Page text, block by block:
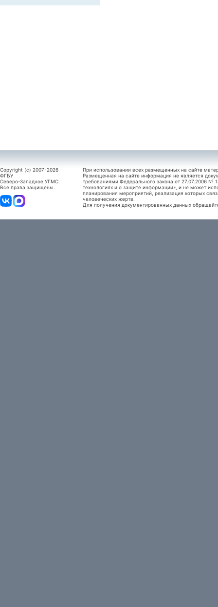
Copyright (c) 2007-2026
ФГБУ
Северо-Западное УГМС.
Все права защищены.
При использовании всех размещенных на сайте
Размещенная на сайте информация не является
требованиями Федерального закона от 27.07.2006
технологиях и о защите информации», и не может
планирования мероприятий, реализация которых
человеческих жертв.
Для получения документированных данных